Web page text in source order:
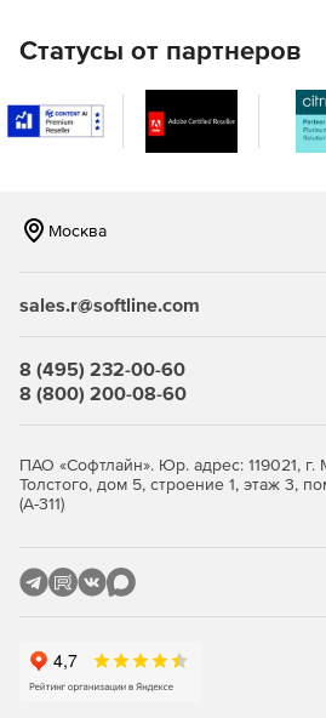
Статусы от партнеров
Москва
sales.r@softline.com
8 (495) 232-00-60
8 (800) 200-08-60
ПАО «Софтлайн». Юр. адрес: 119021, г.
Толстого, дом 5, строение 1, этаж 3,
(А-311)